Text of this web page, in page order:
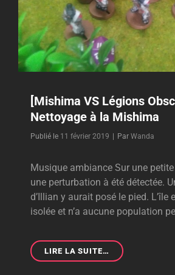
[Mishima VS Légions
Nettoyage à la Mishima
Publié le 11 février 2019 | Par Byline
Wanda
Musique ambiance Sur une
une perturbation à été détectée.
d’Illian y aurait posé le pied. L’île
isolée et n’a aucune population
LIRE LA SUITE… [MISHIMA
VS